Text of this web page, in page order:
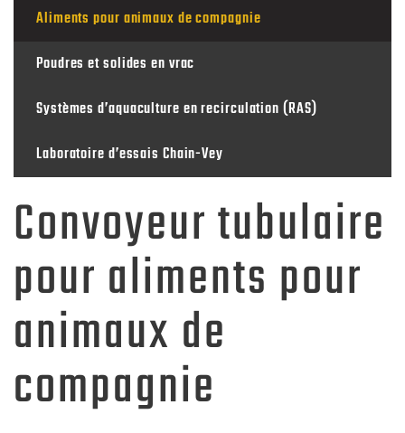
Aliments pour animaux de compagnie
Poudres et solides en vrac
Systèmes d’aquaculture en recirculation (RAS)
Laboratoire d’essais Chain-Vey
Convoyeur tubulaire
pour aliments pour
animaux de
compagnie